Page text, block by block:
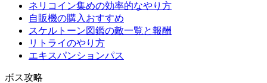
ネリコイン集めの効率的なやり方
自販機の購入おすすめ
スケルトーン図鑑の敵一覧と報酬
リトライのやり方
エキスパンションパス
ボス攻略